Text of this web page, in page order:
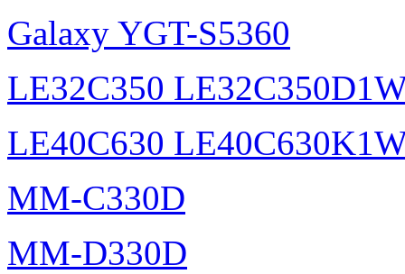
Galaxy YGT-S5360
LE32C350
LE40C630
MM-C330D
MM-D330D